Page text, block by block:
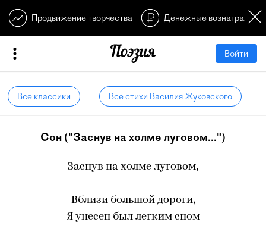
Продвижение творчества Денежные
Войти
Все классики Все стихи Василия Жуковского
Сон ("Заснув на холме луговом...")
Заснув на холме луговом,
Вблизи большой дороги,
Я унесен был легким сном